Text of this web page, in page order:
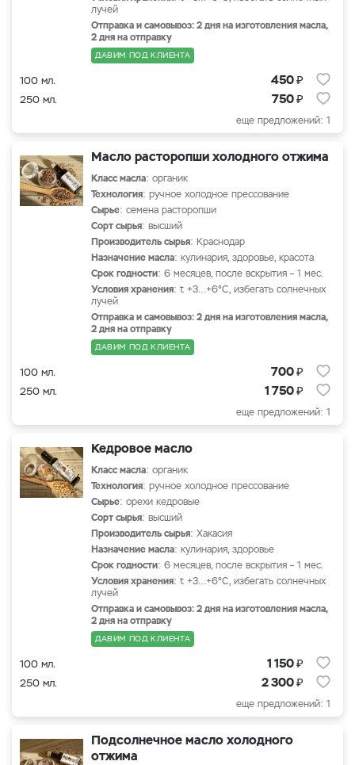
лучей
Отправка и самовывоз: 2 дня на изготовления масла,
2 дня на отправку
ДАВИМ ПОД КЛИЕНТА
100 мл. 450₽
250 мл. 750₽
еще предложений: 1
Масло расторопши холодного отжима
Класс масла: органик
Технология: ручное холодное прессование
Сырье: семена расторопши
Сорт сырья: высший
Производитель сырья: Краснодар
Назначение масла: кулинария, здоровье, красота
Срок годности: 6 месяцев, после вскрытия – 1 мес.
Условия хранения: t +3…+6°С, избегать солнечных
лучей
Отправка и самовывоз: 2 дня на изготовления масла,
2 дня на отправку
ДАВИМ ПОД КЛИЕНТА
100 мл. 700₽
250 мл. 1 750₽
еще предложений: 1
Кедровое масло
Класс масла: органик
Технология: ручное холодное прессование
Сырье: орехи кедровые
Сорт сырья: высший
Производитель сырья: Хакасия
Назначение масла: кулинария, здоровье
Срок годности: 6 месяцев, после вскрытия – 1 мес.
Условия хранения: t +3…+6°С, избегать солнечных
лучей
Отправка и самовывоз: 2 дня на изготовления масла,
2 дня на отправку
ДАВИМ ПОД КЛИЕНТА
100 мл. 1 150₽
250 мл. 2 300₽
еще предложений: 1
Подсолнечное масло холодного
отжима